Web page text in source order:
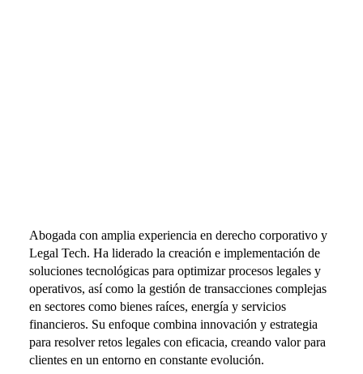
Abogada con amplia experiencia en derecho corporativo y
Legal Tech. Ha liderado la creación e implementación de
soluciones tecnológicas para optimizar procesos legales y
operativos, así como la gestión de transacciones complejas
en sectores como bienes raíces, energía y servicios
financieros. Su enfoque combina innovación y estrategia
para resolver retos legales con eficacia, creando valor para
clientes en un entorno en constante evolución.